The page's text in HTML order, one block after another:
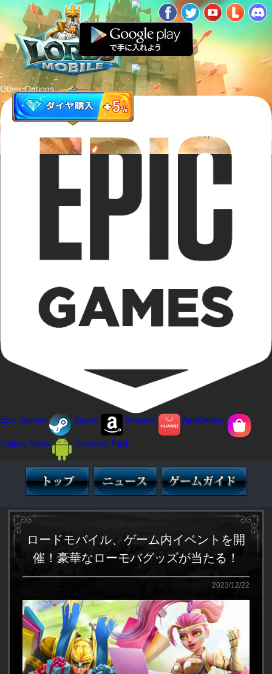
Other Options
Epic Games Steam Amazon AppGallery
Galaxy Store Diamond Pack
ロードモバイル、ゲーム内イベントを開
催！豪華なローモバグッズが当たる！
2023/12/22